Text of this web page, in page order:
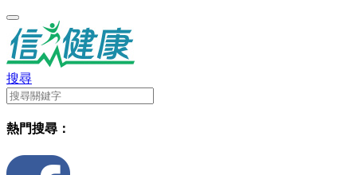
搜尋
熱門搜尋：